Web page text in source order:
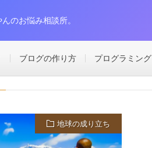
ブログの作り方 プログラミング
地球の成り立ち